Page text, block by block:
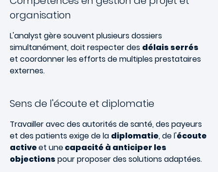
organisation
L'analyst gère souvent plusieurs dossiers
simultanément, doit respecter des délais serrés
et coordonner les efforts de multiples prestataires
externes.
Sens de l'écoute et diplomatie
Travailler avec des autorités de santé, des payeurs
et des patients exige de la diplomatie, de l'écoute
activeet unecapacité à anticiper les
objections pour proposer des solutions adaptées.